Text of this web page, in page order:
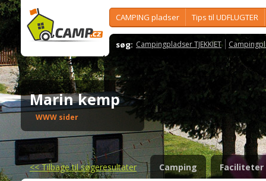
CAMPING pladser Tips til UDFLUGTER
søg: Campingpladser TJEKKIET
Marin kemp
WWW sider
<<Tilbage til søgeresultater Camping Faciliteter